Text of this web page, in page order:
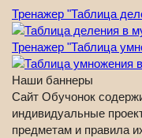
Тренажер "Таблица
Тренажер "Таблица
Наши баннеры
Сайт Обучонок
индивидуальные
предметам и правила